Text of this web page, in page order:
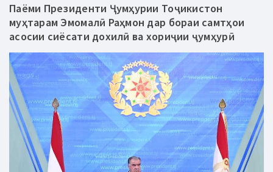
Паёми Президенти Ҷумҳурии Тоҷикистон
муҳтарам Эмомалӣ Раҳмон дар бораи самтҳои
асосии сиёсати дохилӣ ва хориҷии ҷумҳурӣ